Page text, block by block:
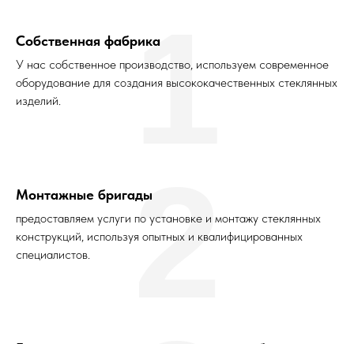
Собственная фабрика
У нас собственное производство, используем современное
оборудование для создания высококачественных стеклянных
изделий.
1
Монтажные бригады
предоставляем услуги по установке и монтажу стеклянных
конструкций, используя опытных и квалифицированных
специалистов.
2